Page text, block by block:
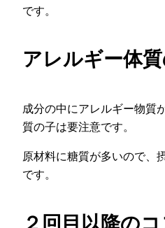
です。
アレルギー体
成分の中にアレルギー物質
質の子は要注意です。
原材料に糖質が多いので、
です。
２回目以降の